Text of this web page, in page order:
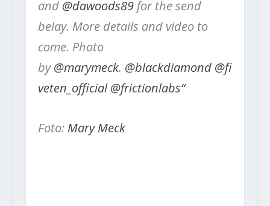
and @dawoods89for the send
belay. More details and video to
come. Photo
by@marymeck. @blackdiamond @fi
veten_official @frictionlabs“
Foto: Mary Meck